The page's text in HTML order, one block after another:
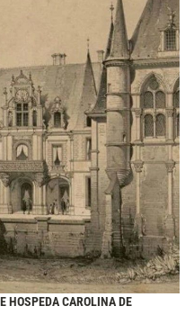
HOSPEDA CAROLINA DE